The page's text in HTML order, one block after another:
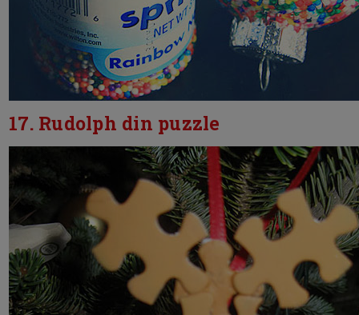
17. Rudolph din puzzle